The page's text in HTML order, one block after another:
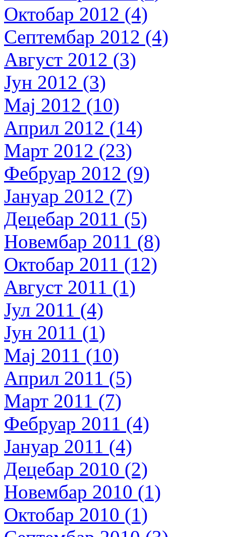
Октобар 2012 (4)
Септембар 2012 (4)
Август 2012 (3)
Јун 2012 (3)
Мај 2012 (10)
Април 2012 (14)
Март 2012 (23)
Фебруар 2012 (9)
Јануар 2012 (7)
Децебар 2011 (5)
Новембар 2011 (8)
Октобар 2011 (12)
Август 2011 (1)
Јул 2011 (4)
Јун 2011 (1)
Мај 2011 (10)
Април 2011 (5)
Март 2011 (7)
Фебруар 2011 (4)
Јануар 2011 (4)
Децебар 2010 (2)
Новембар 2010 (1)
Октобар 2010 (1)